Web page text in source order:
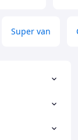
Super van